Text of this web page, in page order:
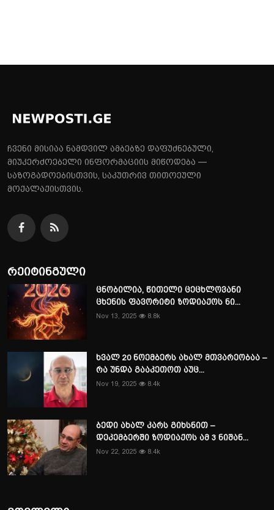
ჩვენი მისიაა ნამდვილ ამბებზე დაფუძნებული,
მიუკერძოებელი ინფორმაციის მიწოდება —
საზოგადოებისთვის, საკუთრივ თითოეული
მოქალაქისთვის.
რეიტინგული
ცნობილია, წითელი ცეცხლოვანი
ცხენის ფავორიტი ზოდიაქოს ნი...
Nov 13, 2025 8.8k
ხვალ 20 ნოემბერს ახალ მთვარეობაა –
რა უნდა გააკეთოთ აუც...
Nov 19, 2025 8.4k
ბედი ახალ კარს გიხსნით –
დეკემბერში ზოდიაქოს ამ 3 ნიშან...
Nov 22, 2025 8.4k